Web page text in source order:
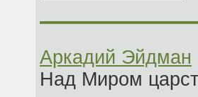
Аркадий Эйдман
Над Миром